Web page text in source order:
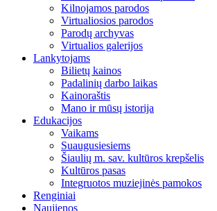
Kilnojamos parodos
Virtualiosios parodos
Parodų archyvas
Virtualios galerijos
Lankytojams
Bilietų kainos
Padalinių darbo laikas
Kainoraštis
Mano ir mūsų istorija
Edukacijos
Vaikams
Suaugusiesiems
Šiaulių m. sav. kultūros krepšelis
Kultūros pasas
Integruotos muziejinės pamokos
Renginiai
Naujienos